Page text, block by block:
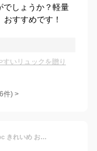
でしょうか？軽量
すすめです！
いリュックを贈り
件) >
＼動画あり／ リュック レディース 通勤 pc きれいめ おしゃれ 軽量 軽い ビジネスリュック 大容量 パソコン 50代 使いやすい 女性 A4 仕事 バッグ ナイロン 防水 ノートパソコン 旅行 サイドポケット 13.3インチ 14インチ 大人 リュックサック 出張 1泊レディースリュック